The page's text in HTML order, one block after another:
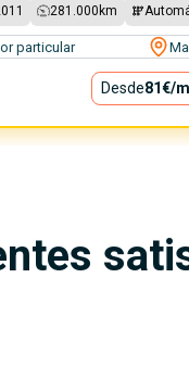
281.000 km
particular
Desde81€/